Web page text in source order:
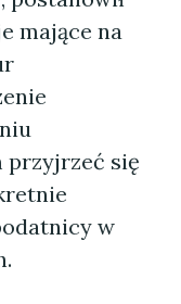
mające na
przyjrzeć się
w